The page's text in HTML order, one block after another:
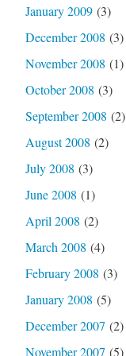
January 2009(3)
December 2008 (3)
November 2008 (1)
October 2008 (3)
September 2008 (2)
August 2008 (2)
July 2008 (3)
June 2008 (1)
April 2008 (2)
March 2008 (4)
February 2008 (3)
January 2008 (5)
December 2007 (2)
November 2007 (5)